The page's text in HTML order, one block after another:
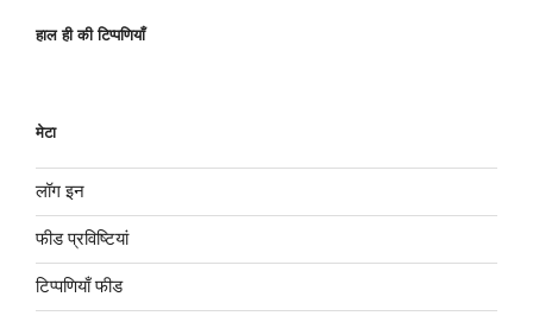
हाल ही की टिप्पणियाँ
मेटा
लॉग इन
फीड प्रविष्टियां
टिप्पणियाँ फीड